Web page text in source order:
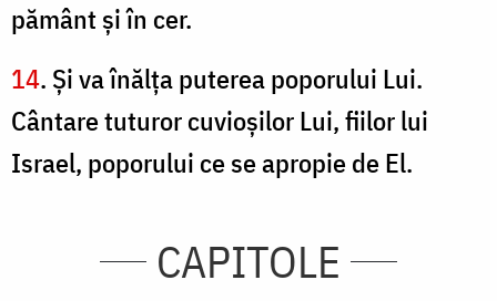
pământ şi în cer.
14. Şi va înălţa puterea poporului Lui.
Cântare tuturor cuvioşilor Lui, fiilor lui
Israel, poporului ce se apropie de El.
CAPITOLE